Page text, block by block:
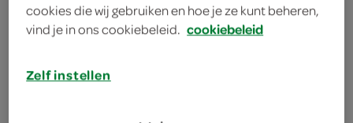
Friszuur
100% Sap
cookies die wij gebruiken en hoe je ze kunt beheren,
vind je in ons cookiebeleid. cookiebeleid
Zelf instellen